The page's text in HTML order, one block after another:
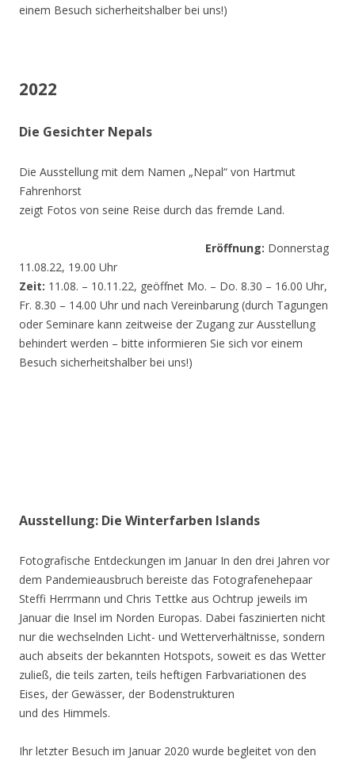
einem Besuch sicherheitshalber bei uns!)
2022
Die Gesichter Nepals
Die Ausstellung mit dem Namen „Nepal“ von Hartmut
Fahrenhorst
zeigt Fotos von seine Reise durch das fremde Land.
Eröffnung: Donnerstag
11.08.22, 19.00 Uhr
Zeit: 11.08. – 10.11.22, geöffnet Mo. – Do. 8.30 – 16.00 Uhr,
Fr. 8.30 – 14.00 Uhr und nach Vereinbarung (durch Tagungen
oder Seminare kann zeitweise der Zugang zur Ausstellung
behindert werden – bitte informieren Sie sich vor einem
Besuch sicherheitshalber bei uns!)
Ausstellung: Die Winterfarben Islands
Fotografische Entdeckungen im Januar In den drei Jahren vor
dem Pandemieausbruch bereiste das Fotografenehepaar
Steffi Herrmann und Chris Tettke aus Ochtrup jeweils im
Januar die Insel im Norden Europas. Dabei faszinierten nicht
nur die wechselnden Licht- und Wetterverhältnisse, sondern
auch abseits der bekannten Hotspots, soweit es das Wetter
zuließ, die teils zarten, teils heftigen Farbvariationen des
Eises, der Gewässer, der Bodenstrukturen
und des Himmels.
Ihr letzter Besuch im Januar 2020 wurde begleitet von den